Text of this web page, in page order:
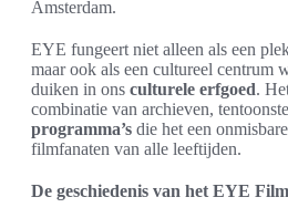
Amsterdam.
EYE fungeert niet alleen als een
maar ook als een cultureel centrum
duiken in ons culturele erfgoed.
combinatie van archieven,
programma’s die het een
filmfanaten van alle leeftijden.
De geschiedenis van het EYE